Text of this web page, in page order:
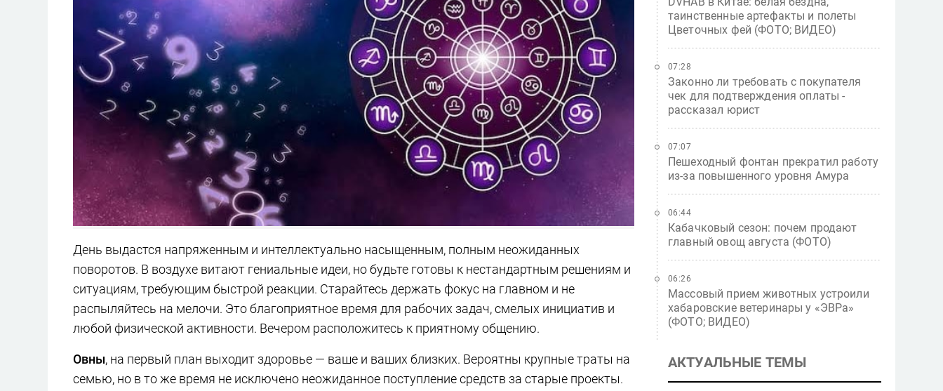
День выдастся напряженным и интеллектуально насыщенным, полным неожиданных
поворотов. В воздухе витают гениальные идеи, но будьте готовы к нестандартным решениям и
ситуациям, требующим быстрой реакции. Старайтесь держать фокус на главном и не
распыляйтесь на мелочи. Это благоприятное время для рабочих задач, смелых инициатив и
любой физической активности. Вечером расположитесь к приятному общению.
Овны, на первый план выходит здоровье — ваше и ваших близких. Вероятны крупные траты на
семью, но в то же время не исключено неожиданное поступление средств за старые проекты.
таинственные артефакты и полеты
Цветочных фей (ФОТО; ВИДЕО)
Законно ли требовать с покупателя
чек для подтверждения оплаты -
рассказал юрист
07:28
Пешеходный фонтан прекратил работу
из-за повышенного уровня Амура
07:07
Кабачковый сезон: почем продают
главный овощ августа (ФОТО)
06:44
Массовый прием животных устроили
хабаровские ветеринары у «ЭВРа»
(ФОТО; ВИДЕО)
06:26
АКТУАЛЬНЫЕ ТЕМЫ